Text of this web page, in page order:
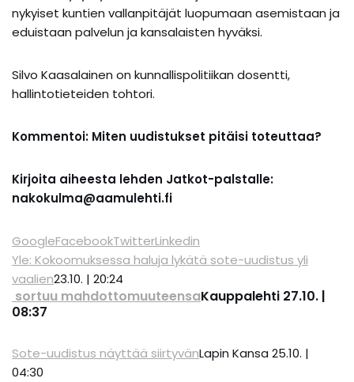
nykyiset kuntien vallanpitäjät luopumaan asemistaan ja
eduistaan palvelun ja kansalaisten hyväksi.
Silvo Kaasalainen on kunnallispolitiikan dosentti,
hallintotieteiden tohtori.
Kommentoi: Miten uudistukset pitäisi toteuttaa?
Kirjoita aiheesta lehden Jatkot-palstalle:
nakokulma@aamulehti.fi
GoogleFacebookTwitterLinkedin
Yle: Kokoomuksessa haluja lykätä sote-uudistus yli
vaalien23.10. | 20:24
sortuu mahdottomuuteensaKauppalehti 27.10. |
08:37
Sote-uudistus näyttää siirtyvänLapin Kansa 25.10. |
04:30